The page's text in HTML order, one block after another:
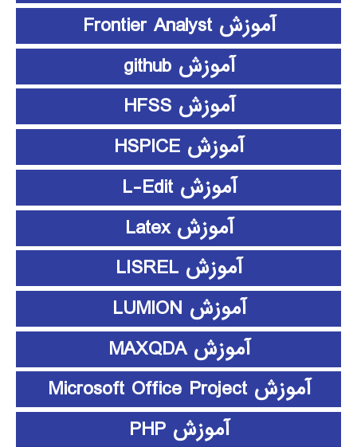
آموزش Frontier Analyst
آموزش github
آموزش HFSS
آموزش HSPICE
آموزش L-Edit
آموزش Latex
آموزش LISREL
آموزش LUMION
آموزش MAXQDA
آموزش Microsoft Office Project
آموزش PHP